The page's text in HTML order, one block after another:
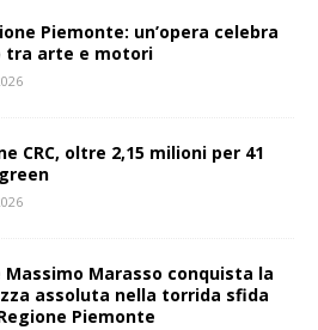
Piemonte: un’opera celebra
tra arte e motori
CRC, oltre 2,15 milioni per 41
Massimo Marasso conquista la
assoluta nella torrida sfida
Piemonte